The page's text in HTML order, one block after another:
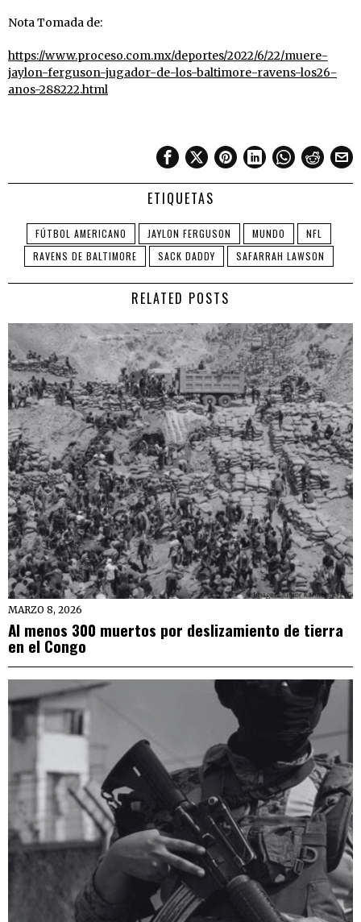
Nota Tomada de:
https://www.proceso.com.mx/deportes/2022/6/22/muere-
jaylon-ferguson-jugador-de-los-baltimore-ravens-los26-
anos-288222.html
ETIQUETAS
FÚTBOL AMERICANO JAYLON FERGUSON MUNDO
NFL
RAVENS DE BALTIMORE
SACK DADDY SAFARRAH LAWSON
RELATED POSTS
MARZO 8, 2026
Al menos 300 muertos por deslizamiento de tierra
en el Congo